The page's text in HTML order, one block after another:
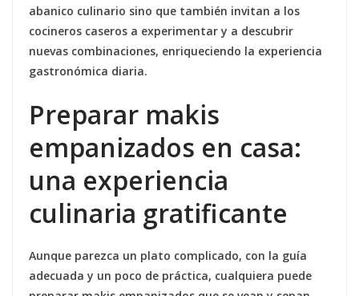
abanico culinario sino que también invitan a los
cocineros caseros a experimentar y a descubrir
nuevas combinaciones, enriqueciendo la experiencia
gastronómica diaria.
Preparar makis
empanizados en casa:
una experiencia
culinaria gratificante
Aunque parezca un plato complicado, con la guía
adecuada y un poco de práctica, cualquiera puede